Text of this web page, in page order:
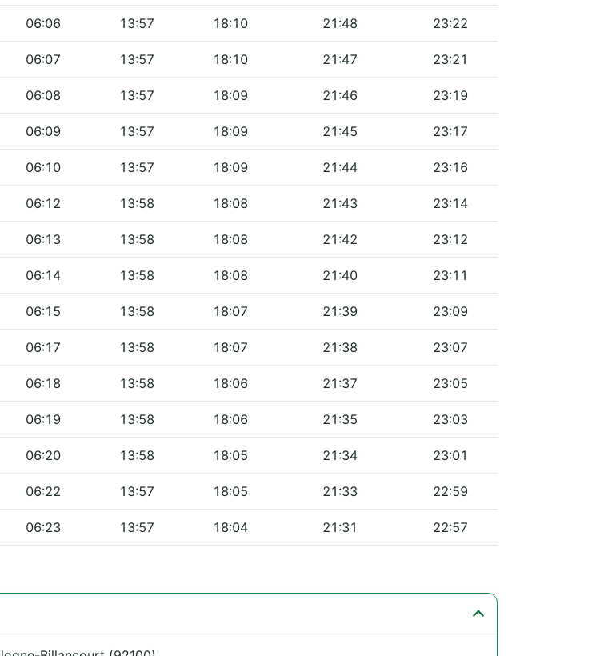
06:06 13:57 18:10 21:48 23:22
06:07 13:57 18:10 21:47 23:21
06:08 13:57 18:09 21:46 23:19
06:09 13:57 18:09 21:45 23:17
06:10 13:57 18:09 21:44 23:16
06:12 13:58 18:08 21:43 23:14
06:13 13:58 18:08 21:42 23:12
06:14 13:58 18:08 21:40 23:11
06:15 13:58 18:07 21:39 23:09
06:17 13:58 18:07 21:38 23:07
06:18 13:58 18:06 21:37 23:05
06:19 13:58 18:06 21:35 23:03
06:20 13:58 18:05 21:34 23:01
06:22 13:57 18:05 21:33 22:59
06:23 13:57 18:04 21:31 22:57